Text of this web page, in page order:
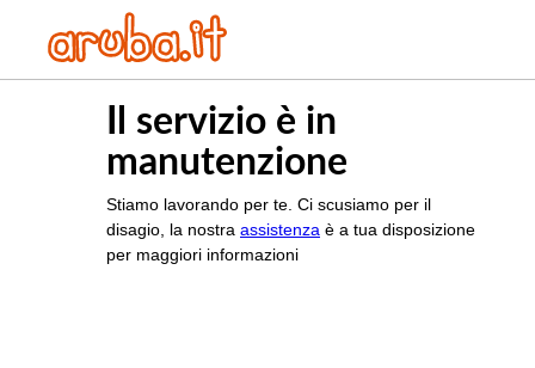
Il servizio è in
manutenzione
Stiamo lavorando per te. Ci scusiamo per il
disagio, la nostra assistenza è a tua disposizione
per maggiori informazioni